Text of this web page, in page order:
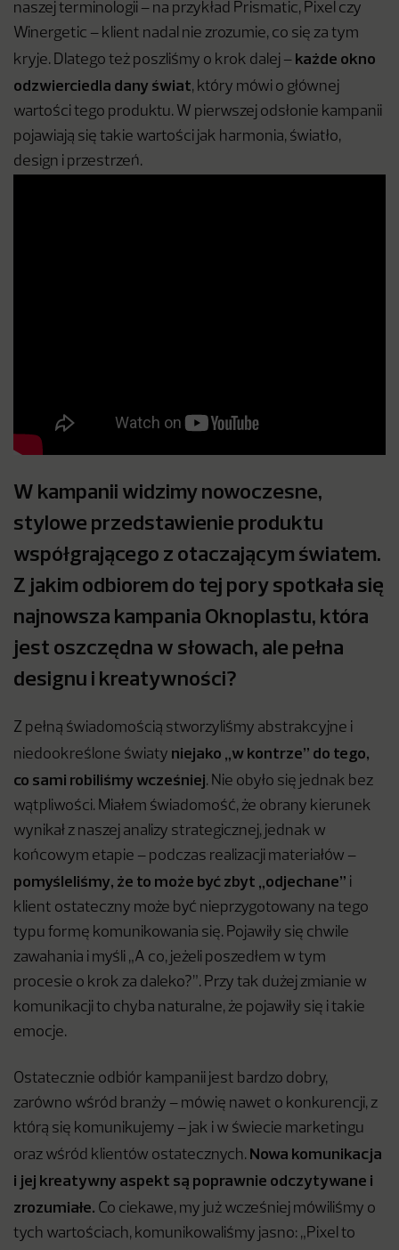
naszej terminologii – na przykład Prismatic, Pixel czy
Winergetic – klient nadal nie zrozumie, co się za tym
kryje. Dlatego też poszliśmy o krok dalej – każde okno
odzwierciedla dany świat, który mówi o głównej
wartości tego produktu. W pierwszej odsłonie kampanii
pojawiają się takie wartości jak harmonia, światło,
design i przestrzeń.
W kampanii widzimy nowoczesne,
stylowe przedstawienie produktu
współgrającego z otaczającym światem.
Z jakim odbiorem do tej pory spotkała się
najnowsza kampania Oknoplastu, która
jest oszczędna w słowach, ale pełna
designu i kreatywności?
Z pełną świadomością stworzyliśmy abstrakcyjne i
niedookreślone światy niejako „w kontrze” do tego,
co sami robiliśmy wcześniej. Nie obyło się jednak bez
wątpliwości. Miałem świadomość, że obrany kierunek
wynikał z naszej analizy strategicznej, jednak w
końcowym etapie – podczas realizacji materiałów –
pomyśleliśmy, że to może być zbyt „odjechane” i
klient ostateczny może być nieprzygotowany na tego
typu formę komunikowania się. Pojawiły się chwile
zawahania i myśli „A co, jeżeli poszedłem w tym
procesie o krok za daleko?”. Przy tak dużej zmianie w
komunikacji to chyba naturalne, że pojawiły się i takie
emocje.
Ostatecznie odbiór kampanii jest bardzo dobry,
zarówno wśród branży – mówię nawet o konkurencji, z
którą się komunikujemy – jak i w świecie marketingu
oraz wśród klientów ostatecznych. Nowa komunikacja
i jej kreatywny aspekt są poprawnie odczytywane i
zrozumiałe. Co ciekawe, my już wcześniej mówiliśmy o
tych wartościach, komunikowaliśmy jasno: „Pixel to